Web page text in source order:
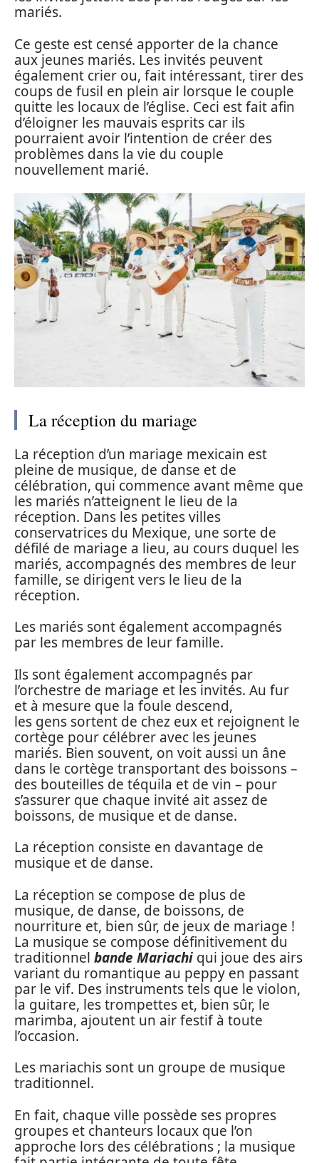
mariés.
Ce geste est censé apporter de la chance
aux jeunes mariés. Les invités peuvent
également crier ou, fait intéressant, tirer des
coups de fusil en plein air lorsque le couple
quitte les locaux de l’église. Ceci est fait afin
d’éloigner les mauvais esprits car ils
pourraient avoir l’intention de créer des
problèmes dans la vie du couple
nouvellement marié.
La réception du mariage
La réception d’un mariage mexicain est
pleine de musique, de danse et de
célébration, qui commence avant même que
les mariés n’atteignent le lieu de la
réception. Dans les petites villes
conservatrices du Mexique, une sorte de
défilé de mariage a lieu, au cours duquel les
mariés, accompagnés des membres de leur
famille, se dirigent vers le lieu de la
réception.
Les mariés sont également accompagnés
par les membres de leur famille.
Ils sont également accompagnés par
l’orchestre de mariage et les invités. Au fur
et à mesure que la foule descend,
les gens sortent de chez eux et rejoignent le
cortège pour célébrer avec les jeunes
mariés. Bien souvent, on voit aussi un âne
dans le cortège transportant des boissons –
des bouteilles de téquila et de vin – pour
s’assurer que chaque invité ait assez de
boissons, de musique et de danse.
La réception consiste en davantage de
musique et de danse.
La réception se compose de plus de
musique, de danse, de boissons, de
nourriture et, bien sûr, de jeux de mariage !
La musique se compose définitivement du
traditionnel bande Mariachi qui joue des airs
variant du romantique au peppy en passant
par le vif. Des instruments tels que le violon,
la guitare, les trompettes et, bien sûr, le
marimba, ajoutent un air festif à toute
l’occasion.
Les mariachis sont un groupe de musique
traditionnel.
En fait, chaque ville possède ses propres
groupes et chanteurs locaux que l’on
approche lors des célébrations ; la musique